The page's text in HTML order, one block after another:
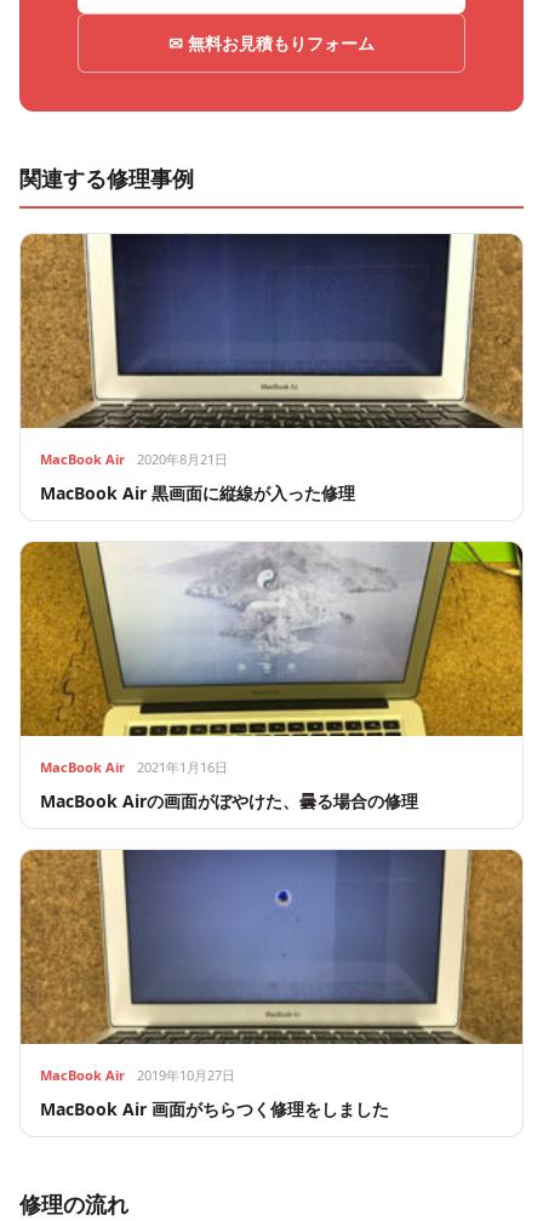
✉ 無料お見積もりフォーム
関連する修理事例
MacBook Air 2020年8月21日
MacBook Air 黒画面に縦線が入った修理
MacBook Air 2021年1月16日
MacBook Airの画面がぼやけた、曇る場合の修理
MacBook Air 2019年10月27日
MacBook Air 画面がちらつく修理をしました
修理の流れ